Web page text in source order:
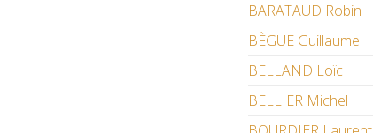
BARATAUD Robin
BÈGUE Guillaume
BELLAND Loïc
BELLIER Michel